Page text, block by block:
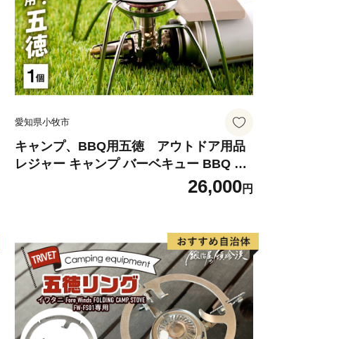
は、これら農畜産物はもちろん、市内事業
豊富な返礼品を揃えています。
くりへ、皆さまからの応援をお待ちしてお
愛知県小牧市
キャンプ、BBQ用五徳 アウトドア用品
レジャー キャンプ バーベキュー BBQ 五
26,000円